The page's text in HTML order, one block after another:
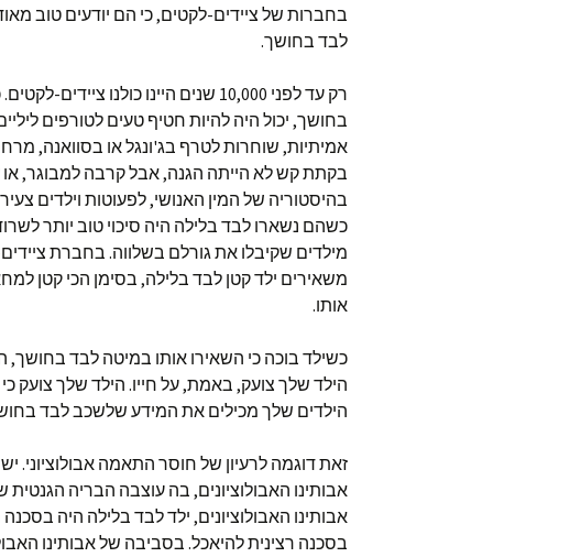
בחברות של ציידים-לקטים, כי הם יודעים טוב
לבד בחושך.
רק עד לפני 10,000 שנים היינו כולנו
בחושך, יכול היה להיות חטיף טעים לטורפים
אמיתיות, שוחרות לטרף בג'ונגל או בסוואנה,
בקתת קש לא הייתה הגנה, אבל קרבה למבוגר, או
בהיסטוריה של המין האנושי, לפעוטות וילדים
כשהם נשארו לבד בלילה היה סיכוי טוב יותר
מילדים שקיבלו את גורלם בשלווה. בחברת
משאירים ילד קטן לבד בלילה, בסימן הכי קטן
אותו.
כשילד בוכה כי השאירו אותו במיטה לבד
הילד שלך צועק, באמת, על חייו. הילד שלך צועק
הילדים שלך מכילים את המידע שלשכב לבד
זאת דוגמה לרעיון של חוסר התאמה
אבותינו האבולוציונים, בה עוצבה הבריה
אבותינו האבולוציונים, ילד לבד בלילה היה
בסכנה רצינית להיאכל. בסביבה של אבותינו